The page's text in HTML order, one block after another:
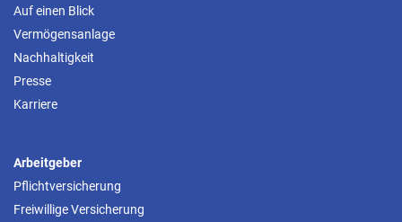
Auf einen Blick
Vermögensanlage
Nachhaltigkeit
Presse
Karriere
Arbeitgeber
Pflichtversicherung
Freiwillige Versicherung